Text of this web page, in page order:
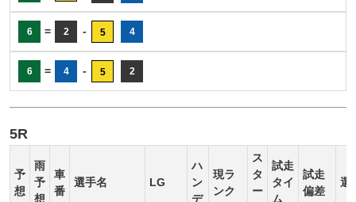
6 = 2 - 5 4
6 = 4 - 5 2
5R
予
想
雨
予
想
車
番
選手名 LG
ハ
ン
デ
現ラ
ンク
ス
タ
ー
試走
タイ
ム
試走
偏差
選